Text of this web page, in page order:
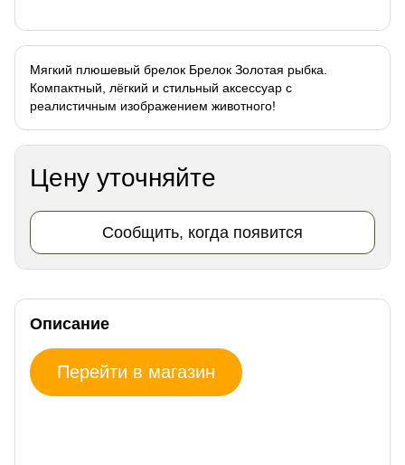
Мягкий плюшевый брелок Брелок Золотая рыбка.
Компактный, лёгкий и стильный аксессуар с
реалистичным изображением животного!
Цену уточняйте
Сообщить, когда появится
Описание
Перейти в магазин